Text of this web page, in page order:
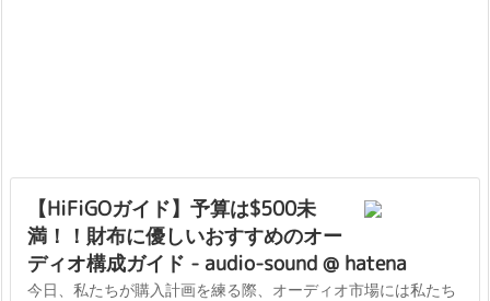
【HiFiGOガイド】予算は$500未
満！！財布に優しいおすすめのオー
ディオ構成ガイド - audio-sound @ hatena
今日、私たちが購入計画を練る際、オーディオ市場には私たち